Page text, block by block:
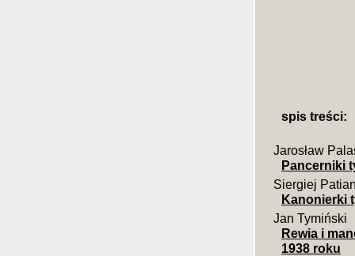
spis treści:
Jarosław
Pancerniki
Siergiej
Kanonierki
Jan Tymiński
Rewia i
1938 roku